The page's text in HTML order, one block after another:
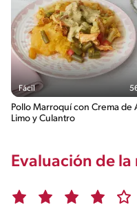
Fácil
Pollo Marroquí con Crema de
Limo y Culantro
Evaluación de